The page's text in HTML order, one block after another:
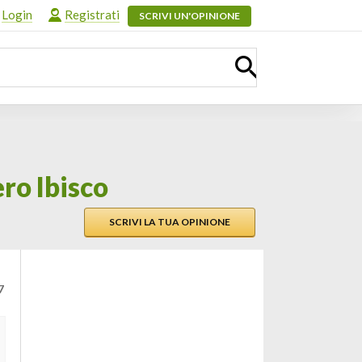
Login Registrati SCRIVI UN'OPINIONE
Ibisco
SCRIVI LA TUA OPINIONE